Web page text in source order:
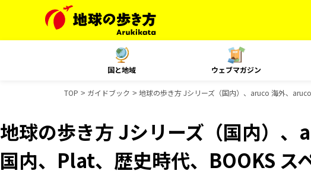
国と地域 ウェブマガジン
TOP ガイドブック 地球の歩き方 Jシリーズ（国内）、aruco 海外、
地球の歩き方 Jシリーズ（国内）
国内、Plat、歴史時代、BOOKS ス